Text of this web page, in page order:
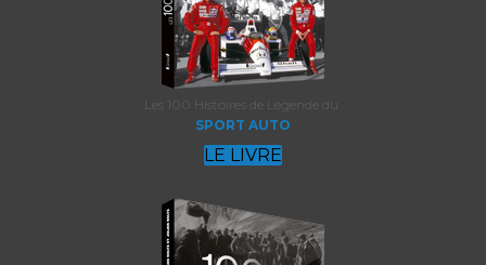
Les 100 Histoires de Légende du
SPORT AUTO
LE LIVRE